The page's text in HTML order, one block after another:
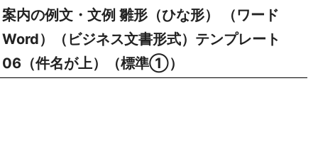
案内の例文・文例 雛形（ひな形） （ワード
Word）（ビジネス文書形式）テンプレート
06（件名が上）（標準①）